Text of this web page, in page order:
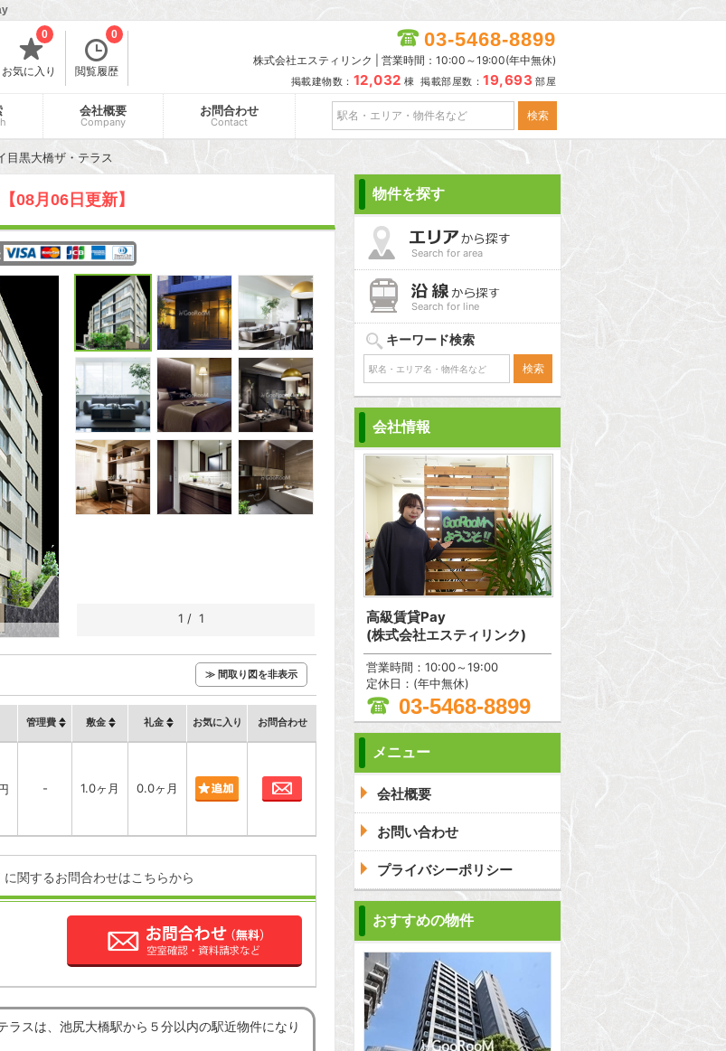
お気に入り
0
閲覧履歴
0 03-5468-8899
株式会社エスティリンク | 営業時間：10:00～19:00(年中無休)
掲載建物数： 12,032 棟 掲載部屋数： 19,693 部屋
会社概要
Company
お問合わせ
Contact
目黒大橋ザ・テラス
【08月06日更新】
1 / 1
≫ 間取り図を非表示
管理費 敷金 礼金 お気に入り お問合わせ
- 1.0ヶ月 0.0ヶ月 お問合わせ
に関するお問合わせはこちらから
ラスは、池尻大橋駅から５分以内の駅近物件になり
物件を探す
Search for area
Search for line
キーワード検索
会社情報
高級賃貸Pay
(株式会社エスティリンク)
営業時間：10:00～19:00
定休日：(年中無休)
03-5468-8899
メニュー
会社概要
お問い合わせ
プライバシーポリシー
おすすめの物件